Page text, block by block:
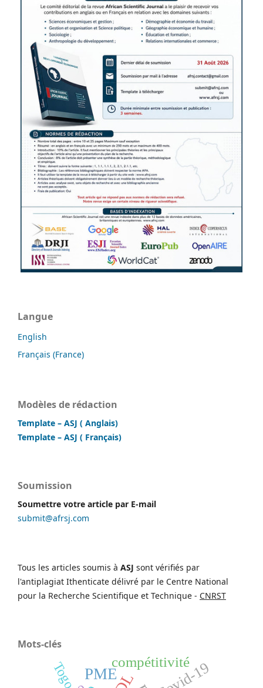
Langue
English
Français (France)
Modèles de rédaction
Template – ASJ ( Anglais)
Template – ASJ ( Français)
Soumission
Soumettre votre article par E-mail
submit@afrsj.com
Tous les articles soumis à ASJ sont vérifiés par
l'antiplagiat Ithenticate délivré par le Centre National
pour la Recherche Scientifique et Technique - CNRST
Mots-clés
PME
compétitivité
Togo